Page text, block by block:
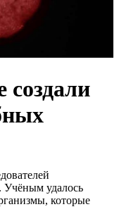
Учёным удалось
которые